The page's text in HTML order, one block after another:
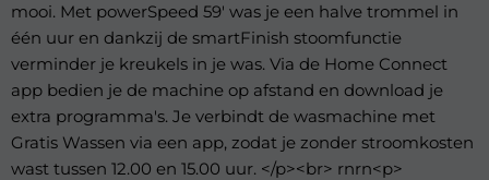
mooi. Met powerSpeed 59' was je een halve trommel in
één uur en dankzij de smartFinish stoomfunctie
verminder je kreukels in je was. Via de Home Connect
app bedien je de machine op afstand en download je
extra programma's. Je verbindt de wasmachine met
Gratis Wassen via een app, zodat je zonder stroomkosten
wast tussen 12.00 en 15.00 uur. </p><br> rnrn<p>